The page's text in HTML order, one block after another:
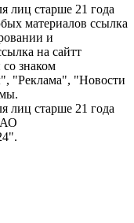
лиц старше 21 года
материалов ссылка
и
на сайтт
знаком
"Реклама", "Новости
лиц старше 21 года